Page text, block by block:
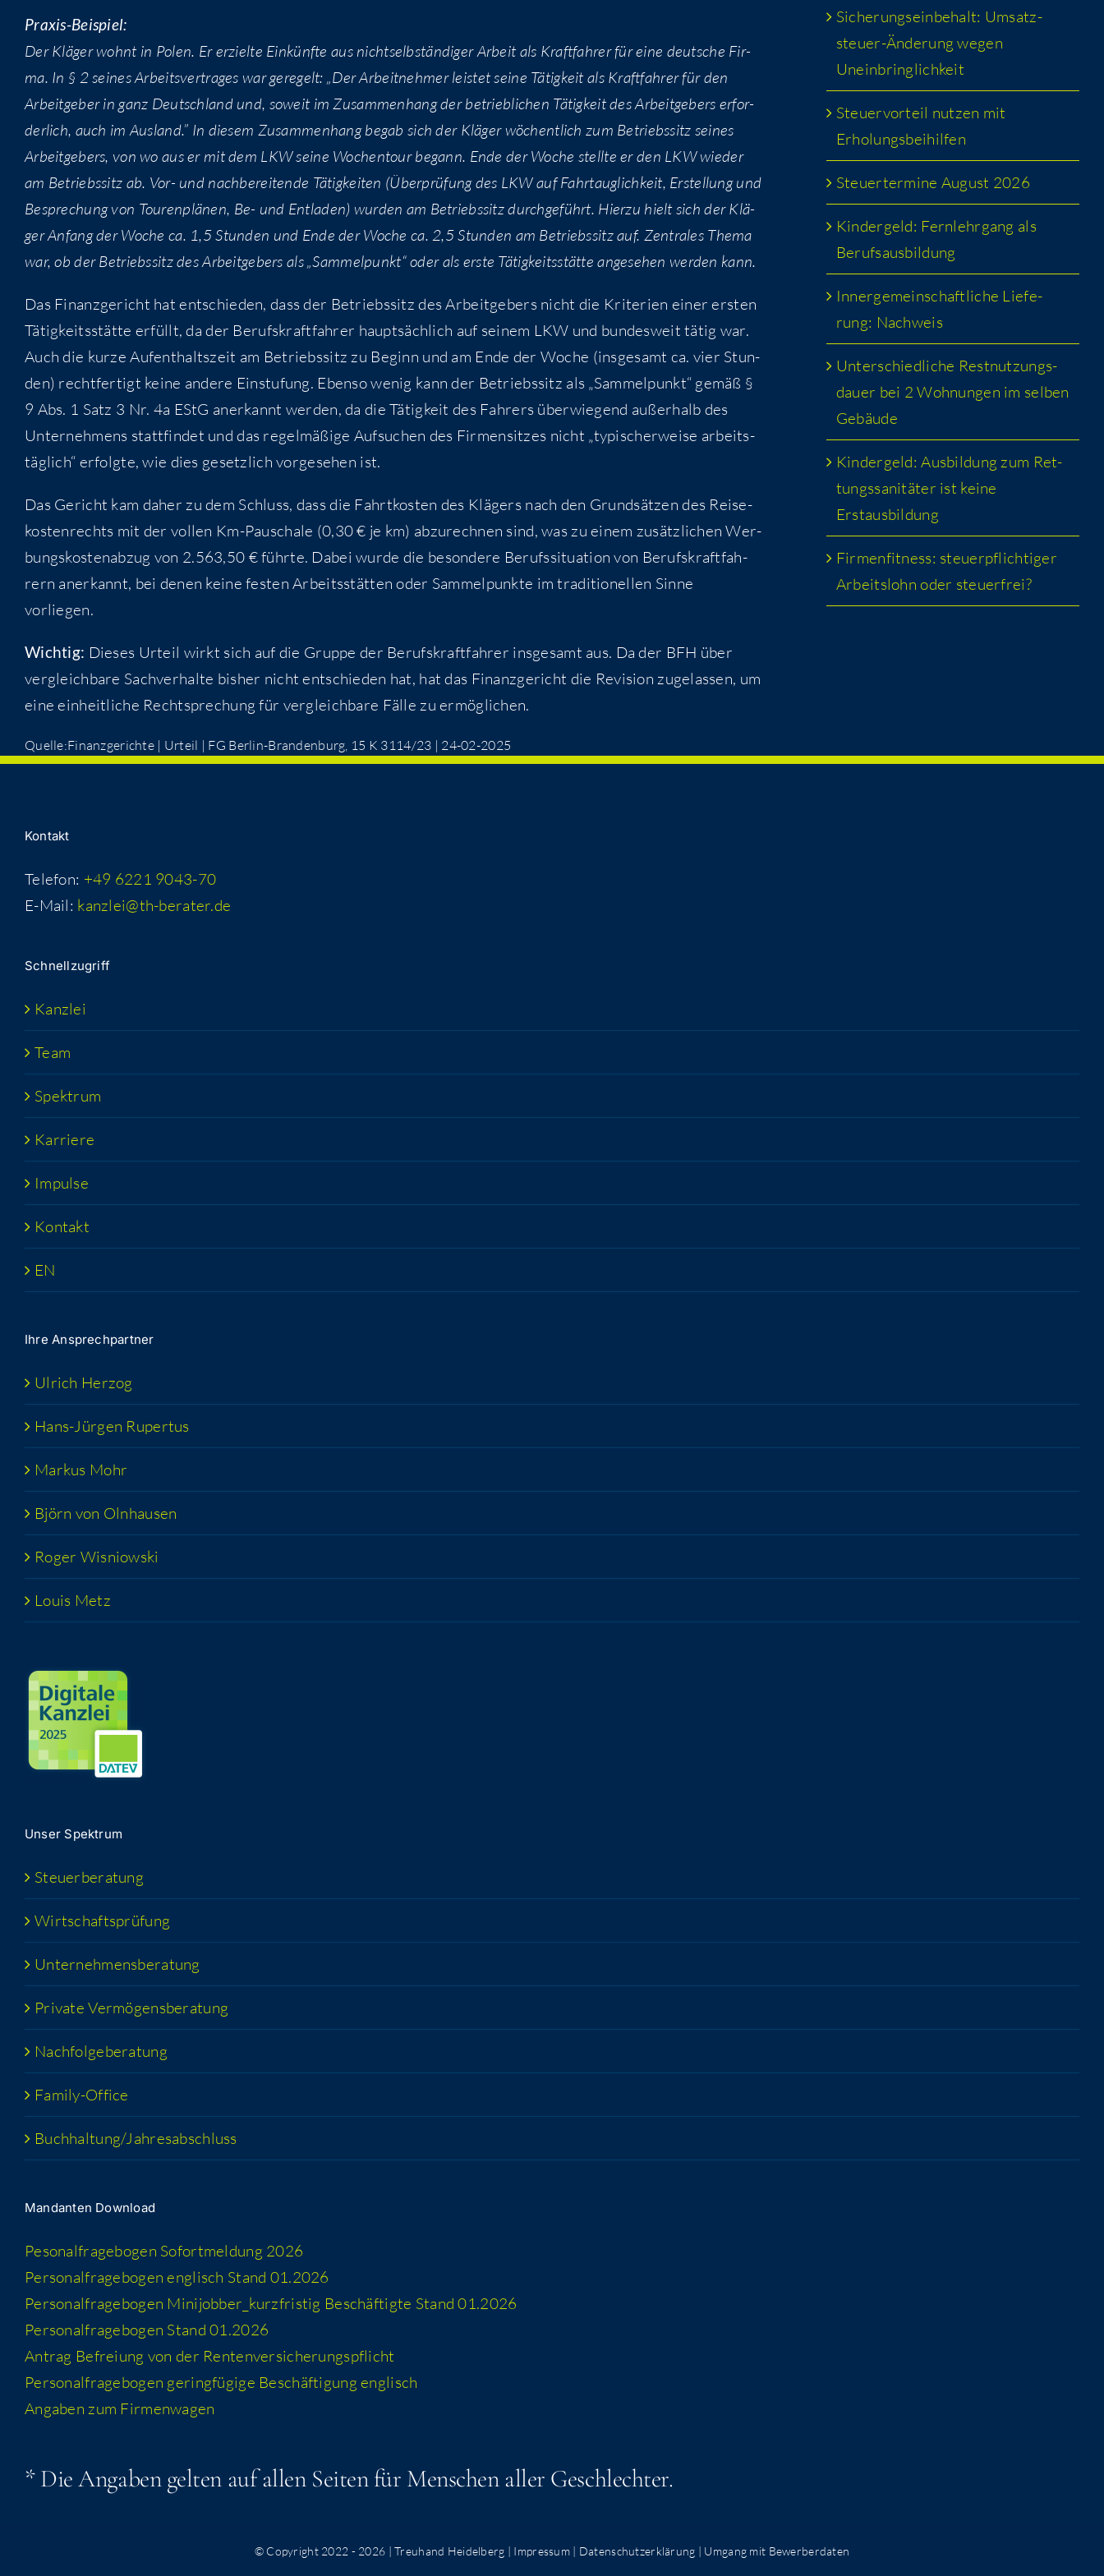
Pra­xis-Bei­spiel:
Der Klä­ger wohnt in Polen. Er erziel­te Ein­künf­te aus nicht­selb­stän­di­ger Arbeit als Kraft­fah­rer für eine deut­sche Fir­
ma. In § 2 sei­nes Arbeits­ver­tra­ges war gere­gelt: „Der Arbeit­neh­mer leis­tet sei­ne Tätig­keit als Kraft­fah­rer für den
Arbeit­ge­ber in ganz Deutsch­land und, soweit im Zusam­men­hang der betrieb­li­chen Tätig­keit des Arbeit­ge­bers erfor­
der­lich, auch im Aus­land.” In die­sem Zusam­men­hang begab sich der Klä­ger wöchent­lich zum Betriebs­sitz sei­nes
Arbeit­ge­bers, von wo aus er mit dem LKW sei­ne Wochen­tour begann. Ende der Woche stell­te er den LKW wie­der
am Betriebs­sitz ab. Vor- und nach­be­rei­ten­de Tätig­kei­ten (Über­prü­fung des LKW auf Fahr­taug­lich­keit, Erstel­lung und
Bespre­chung von Tou­ren­plä­nen, Be- und Ent­la­den) wur­den am Betriebs­sitz durch­ge­führt. Hier­zu hielt sich der Klä­
ger Anfang der Woche ca. 1,5 Stun­den und Ende der Woche ca. 2,5 Stun­den am Betriebs­sitz auf. Zen­tra­les The­ma
war, ob der Betriebs­sitz des Arbeit­ge­bers als „Sam­mel­punkt“ oder als ers­te Tätig­keits­stät­te ange­se­hen wer­den kann.
Das Finanz­ge­richt hat ent­schie­den, dass der Betriebs­sitz des Arbeit­ge­bers nicht die Kri­te­ri­en einer ers­ten
Tätig­keits­stät­te erfüllt, da der Berufs­kraft­fah­rer haupt­säch­lich auf sei­nem LKW und bun­des­weit tätig war.
Auch die kur­ze Auf­ent­halts­zeit am Betriebs­sitz zu Beginn und am Ende der Woche (ins­ge­samt ca. vier Stun­
den) recht­fer­tigt kei­ne ande­re Ein­stu­fung. Eben­so wenig kann der Betriebs­sitz als „Sam­mel­punkt“ gemäß §
9 Abs. 1 Satz 3 Nr. 4a EStG aner­kannt wer­den, da die Tätig­keit des Fah­rers über­wie­gend außer­halb des
Unter­neh­mens statt­fin­det und das regel­mä­ßi­ge Auf­su­chen des Fir­men­sit­zes nicht „typi­scher­wei­se arbeits­
täg­lich“ erfolg­te, wie dies gesetz­lich vor­ge­se­hen ist.
Das Gericht kam daher zu dem Schluss, dass die Fahrt­kos­ten des Klä­gers nach den Grund­sät­zen des Rei­se­
kos­ten­rechts mit der vol­len Km-Pau­scha­le (0,30 € je km) abzu­rech­nen sind, was zu einem zusätz­li­chen Wer­
bungs­kos­ten­ab­zug von 2.563,50 € führ­te. Dabei wur­de die beson­de­re Berufs­si­tua­ti­on von Berufs­kraft­fah­
rern aner­kannt, bei denen kei­ne fes­ten Arbeits­stät­ten oder Sam­mel­punk­te im tra­di­tio­nel­len Sin­ne
vorliegen.
Wich­tig: Die­ses Urteil wirkt sich auf die Grup­pe der Berufs­kraft­fah­rer ins­ge­samt aus. Da der BFH über
ver­gleich­ba­re Sach­ver­hal­te bis­her nicht ent­schie­den hat, hat das Finanz­ge­richt die Revi­si­on zuge­las­sen, um
eine ein­heit­li­che Recht­spre­chung für ver­gleich­ba­re Fäl­le zu ermöglichen.
Quelle:Finanzgerichte | Urteil | FG Ber­lin-Bran­den­burg, 15 K 3114/23 | 24-02-2025
Siche­rungs­ein­be­halt: Umsatz­
steu­er-Ände­rung wegen
Uneinbringlichkeit
Steu­er­vor­teil nut­zen mit
Erholungsbeihilfen
Steu­er­ter­mi­ne August 2026
Kin­der­geld: Fern­lehr­gang als
Berufsausbildung
Inner­ge­mein­schaft­li­che Lie­fe­
rung: Nachweis
Unter­schied­li­che Rest­nut­zungs­
dau­er bei 2 Woh­nun­gen im sel­ben
Gebäude
Kin­der­geld: Aus­bil­dung zum Ret­
tungs­sa­ni­tä­ter ist kei­ne
Erstausbildung
Fir­men­fit­ness: steu­er­pflich­ti­ger
Arbeits­lohn oder steuerfrei?
Kon­takt
Telefon: +49 6221 9043-70
E-Mail: kanzlei@th-berater.de
Schnell­zu­griff
Kanz­lei
Team
Spek­trum
Kar­rie­re
Impul­se
Kon­takt
EN
Ihre Ansprech­part­ner
Ulrich Her­zog
Hans-Jür­­gen Rupertus
Mar­kus Mohr
Björn von Olnhausen
Roger Wis­niow­ski
Lou­is Metz
Unser Spek­trum
Steu­er­be­ra­tung
Wirt­schafts­prü­fung
Unter­neh­mens­be­ra­tung
Pri­va­te Vermögensberatung
Nach­fol­ge­be­ra­tung
Fami­­ly-Office
Buchhaltung/​​Jahresabschluss
Man­dan­ten Download
Peso­nal­fra­ge­bo­gen Sofort­mel­dung 2026
Per­so­nal­fra­ge­bo­gen eng­lisch Stand 01.2026
Per­so­nal­fra­ge­bo­gen Minijobber_​kurzfristig Beschäf­tig­te Stand 01.2026
Per­so­nal­fra­ge­bo­gen Stand 01.2026
Antrag Befrei­ung von der Rentenversicherungspflicht
Per­so­nal­fra­ge­bo­gen gering­fü­gi­ge Beschäf­ti­gung englisch
Anga­ben zum Firmenwagen
* Die Anga­ben gel­ten auf allen Sei­ten für Men­schen aller Geschlechter.
© Copyright 2022 - 2026 | Treuhand Heidelberg | Impressum | Datenschutzerklärung | Umgang mit Bewerberdaten